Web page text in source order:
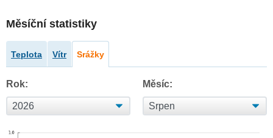
Měsíční statistiky
Teplota Vítr Srážky
Rok: Měsíc: